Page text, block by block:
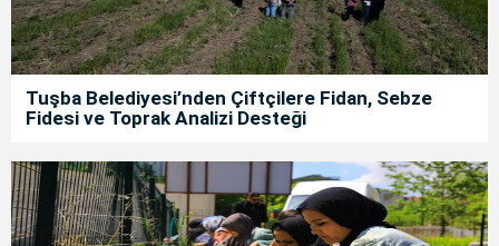
Tuşba Belediyesi’nden Çiftçilere Fidan, Sebze
Fidesi ve Toprak Analizi Desteği